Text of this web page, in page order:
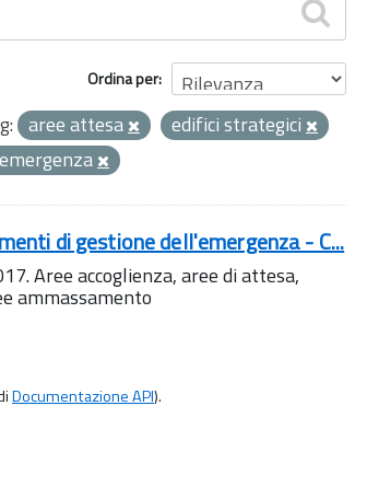
Ordina per
aree attesa
edifici strategici
di gestione dell'emergenza - C...
Aree accoglienza, aree di attesa,
ammassamento
Documentazione API).